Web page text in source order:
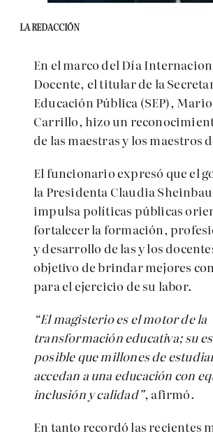
LA REDACCIÓN
En el marco del Día
Docente, el titular de la
Educación Pública (SEP),
Carrillo, hizo un
de las maestras y los maestros
El funcionario expresó que el
la Presidenta Claudia
impulsa políticas públicas
fortalecer la formación,
y desarrollo de las y los
objetivo de brindar mejores
para el ejercicio de su labor.
“El magisterio es el motor de la
transformación educativa; su
posible que millones de
accedan a una educación con
inclusión y calidad”, afirmó.
En tanto recordó las recientes